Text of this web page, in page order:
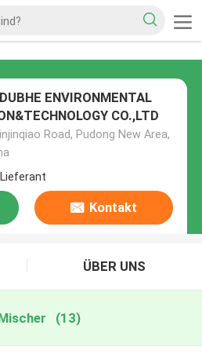
ENVIRONMENTAL
CO.,LTD
Road, Pudong New Area,
Kontakt
ÜBER UNS
(13)